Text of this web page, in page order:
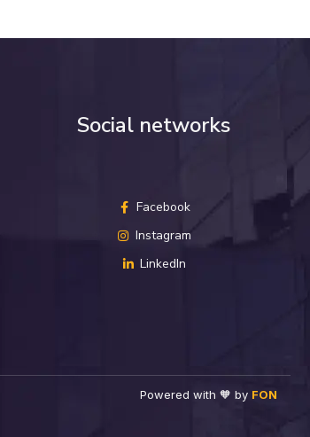
Social networks
Facebook
Instagram
LinkedIn
Powered with 🧡 by FON